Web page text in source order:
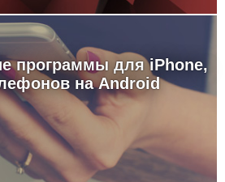
программы для iPhone,
на Android